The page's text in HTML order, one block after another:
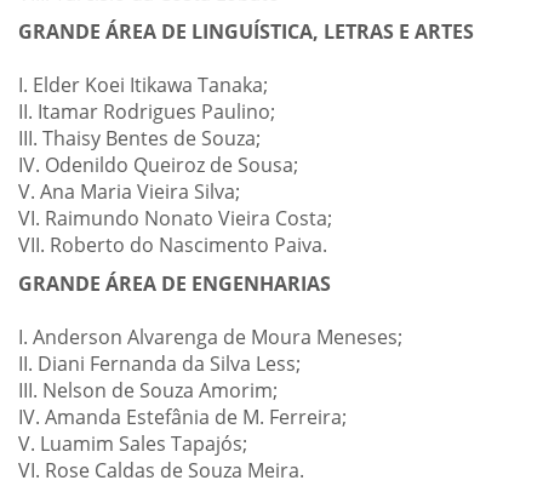
GRANDE ÁREA DE LINGUÍSTICA, LETRAS E ARTES
I. Elder Koei Itikawa Tanaka;
II. Itamar Rodrigues Paulino;
III. Thaisy Bentes de Souza;
IV. Odenildo Queiroz de Sousa;
V. Ana Maria Vieira Silva;
VI. Raimundo Nonato Vieira Costa;
VII. Roberto do Nascimento Paiva.
GRANDE ÁREA DE ENGENHARIAS
I. Anderson Alvarenga de Moura Meneses;
II. Diani Fernanda da Silva Less;
III. Nelson de Souza Amorim;
IV. Amanda Estefânia de M. Ferreira;
V. Luamim Sales Tapajós;
VI. Rose Caldas de Souza Meira.